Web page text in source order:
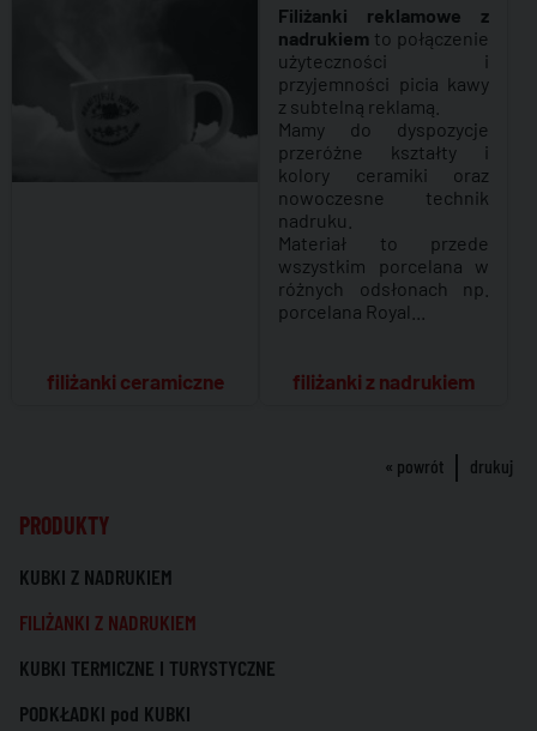
PRODUKTY
KUBKI Z NADRUKIEM
FILIŻANKI Z NADRUKIEM
KUBKI TERMICZNE I TURYSTYCZNE
PODKŁADKI pod KUBKI
filiżanki ceramiczne
Filiżanki reklamowe z
nadrukiem to połączenie
użyteczności i
przyjemności picia kawy
z subtelną reklamą.
Mamy do dyspozycje
przeróżne kształty i
kolory ceramiki oraz
nowoczesne technik
nadruku.
Materiał to przede
wszystkim porcelana w
różnych odsłonach np.
porcelana Royal...
filiżanki z nadrukiem
drukuj
« powrót